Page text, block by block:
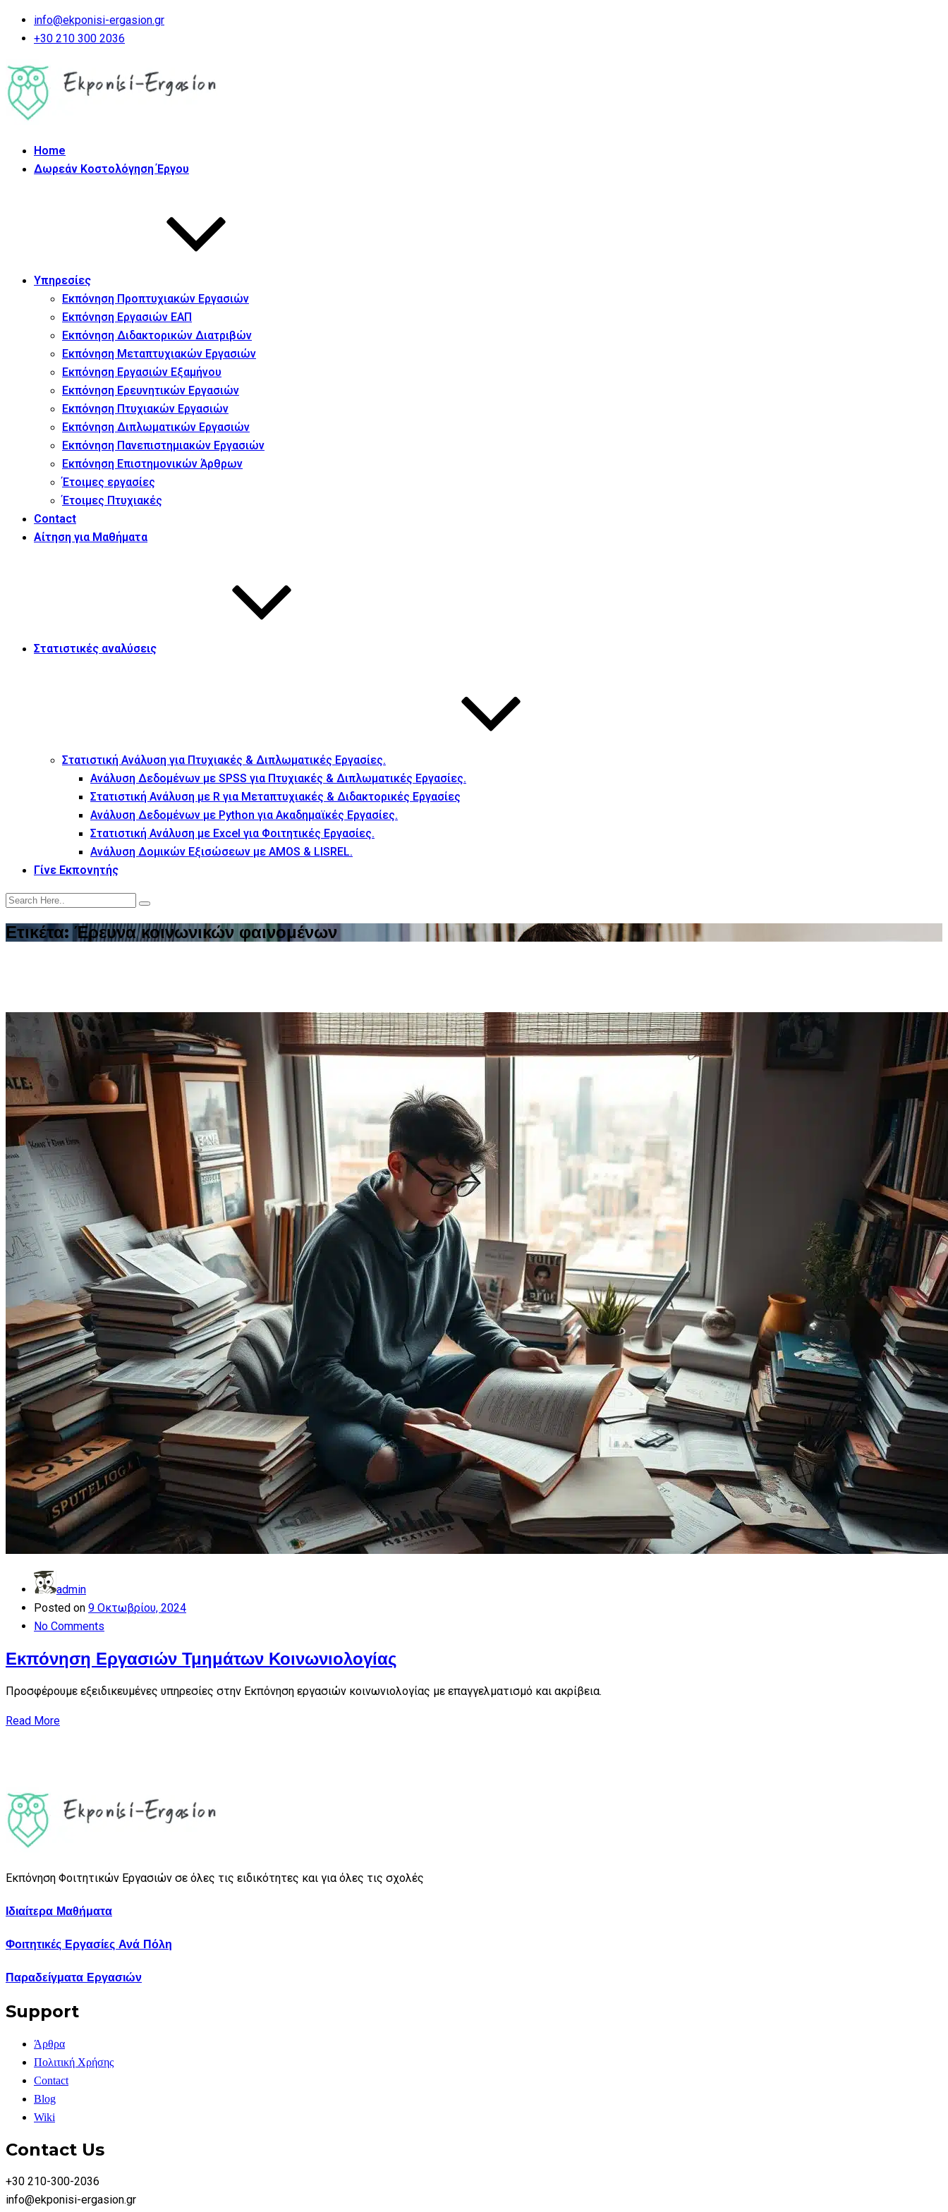
info@ekponisi-ergasion.gr
+30 210 300 2036
Home
Δωρεάν Κοστολόγηση Έργου
Υπηρεσίες
Εκπόνηση Προπτυχιακών Εργασιών
Εκπόνηση Εργασιών ΕΑΠ
Εκπόνηση Διδακτορικών Διατριβών
Εκπόνηση Μεταπτυχιακών Εργασιών
Εκπόνηση Εργασιών Εξαμήνου
Εκπόνηση Ερευνητικών Εργασιών
Εκπόνηση Πτυχιακών Εργασιών
Εκπόνηση Διπλωματικών Εργασιών
Εκπόνηση Πανεπιστημιακών Εργασιών
Εκπόνηση Επιστημονικών Άρθρων
Έτοιμες εργασίες
Έτοιμες Πτυχιακές
Contact
Αίτηση για Μαθήματα
Στατιστικές αναλύσεις
Στατιστική Ανάλυση για Πτυχιακές & Διπλωματικές Εργασίες.
Ανάλυση Δεδομένων με SPSS για Πτυχιακές & Διπλωματικές Εργασίες.
Στατιστική Ανάλυση με R για Μεταπτυχιακές & Διδακτορικές Εργασίες
Ανάλυση Δεδομένων με Python για Ακαδημαϊκές Εργασίες.
Στατιστική Ανάλυση με Excel για Φοιτητικές Εργασίες.
Ανάλυση Δομικών Εξισώσεων με AMOS & LISREL.
Γίνε Εκπονητής
Ετικέτα: Έρευνα κοινωνικών φαινομένων
admin
Posted on 9 Οκτωβρίου, 2024
No Comments
Εκπόνηση Εργασιών Τμημάτων Κοινωνιολογίας
Προσφέρουμε εξειδικευμένες υπηρεσίες στην Εκπόνηση εργασιών κοινωνιολογίας με επαγγελματισμό και ακρίβεια.
Read More
Εκπόνηση Φοιτητικών Εργασιών σε όλες τις ειδικότητες και για όλες τις σχολές
Ιδιαίτερα Μαθήματα
Φοιτητικές Εργασίες Ανά Πόλη
Παραδείγματα Εργασιών
Support
Άρθρα
Πολιτική Χρήσης
Contact
Blog
Wiki
Contact Us
+30 210-300-2036
info@ekponisi-ergasion.gr